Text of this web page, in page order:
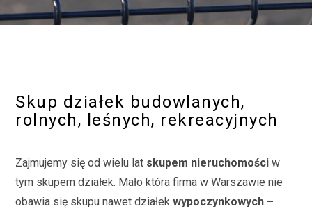
Skup działek budowlanych,
rolnych, leśnych, rekreacyjnych
Zajmujemy się od wielu lat skupem nieruchomości w
tym skupem działek. Mało która firma w Warszawie nie
obawia się skupu nawet działekwypoczynkowych –